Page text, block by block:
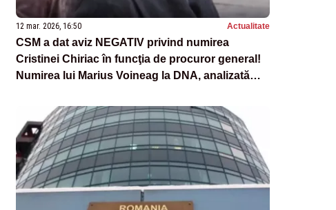
12 mar. 2026, 16:50 Actualitate
CSM a dat aviz NEGATIV privind numirea
Cristinei Chiriac în funcţia de procuror general!
Numirea lui Marius Voineag la DNA, analizată